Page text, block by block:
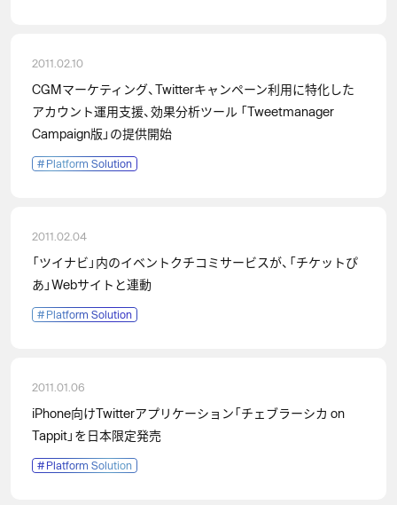
2011.02.10
CGMマーケティング、Twitterキャンペーン利用に特化した
アカウント運用支援、効果分析ツール 「Tweetmanager
Campaign版」の提供開始
# Platform Solution
2011.02.04
「ツイナビ」内のイベントクチコミサービスが、「チケットぴ
あ」Webサイトと連動
# Platform Solution
2011.01.06
iPhone向けTwitterアプリケーション「チェブラーシカ on
Tappit」を日本限定発売
# Platform Solution